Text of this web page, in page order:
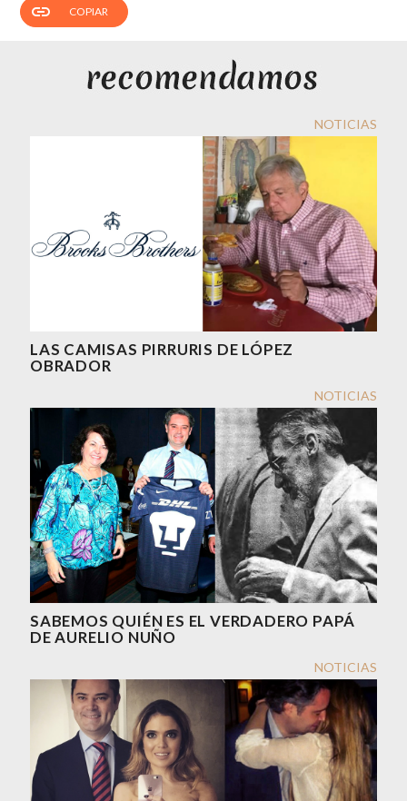
link COPIAR
NOTICIAS
LAS CAMISAS PIRRURIS DE LÓPEZ
OBRADOR
NOTICIAS
SABEMOS QUIÉN ES EL VERDADERO PAPÁ
DE AURELIO NUÑO
NOTICIAS